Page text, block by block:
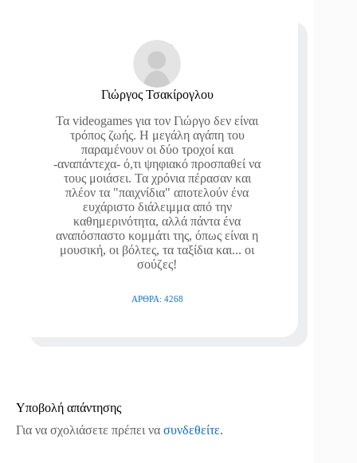
Γιώργος Τσακίρογλου
Τα videogames για τον Γιώργο δεν είναι
τρόπος ζωής. Η μεγάλη αγάπη του
παραμένουν οι δύο τροχοί και
-αναπάντεχα- ό,τι ψηφιακό προσπαθεί να
τους μοιάσει. Τα χρόνια πέρασαν και
πλέον τα "παιχνίδια" αποτελούν ένα
ευχάριστο διάλειμμα από την
καθημερινότητα, αλλά πάντα ένα
αναπόσπαστο κομμάτι της, όπως είναι η
μουσική, οι βόλτες, τα ταξίδια και... οι
σούζες!
ΆΡΘΡΑ: 4268
Υποβολή απάντησης
Για να σχολιάσετε πρέπει να συνδεθείτε.